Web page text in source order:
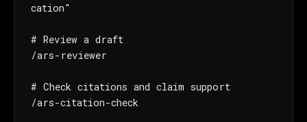
cation"
# Review a draft
/ars-reviewer
# Check citations and claim support
/ars-citation-check